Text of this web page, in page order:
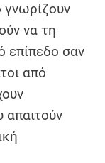
γνωρίζουν
να τη
επίπεδο σαν
από